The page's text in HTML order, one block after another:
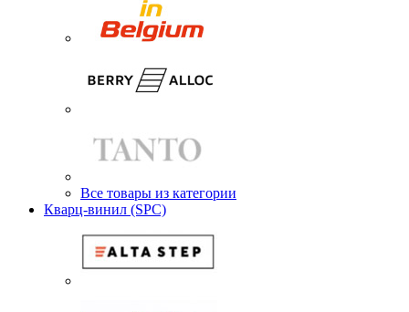
Все товары из категории
Кварц-винил (SPC)